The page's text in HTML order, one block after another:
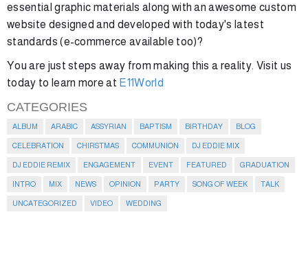
essential graphic materials along with an awesome custom
website designed and developed with today's latest
standards (e-commerce available too)?
You are just steps away from making this a reality. Visit us
today to learn more at E11World
CATEGORIES
ALBUM ARABIC ASSYRIAN BAPTISM BIRTHDAY BLOG
CELEBRATION CHIRSTMAS COMMUNION DJ EDDIE MIX
DJ EDDIE REMIX ENGAGEMENT EVENT FEATURED GRADUATION
INTRO MIX NEWS OPINION PARTY SONG OF WEEK TALK
UNCATEGORIZED VIDEO WEDDING